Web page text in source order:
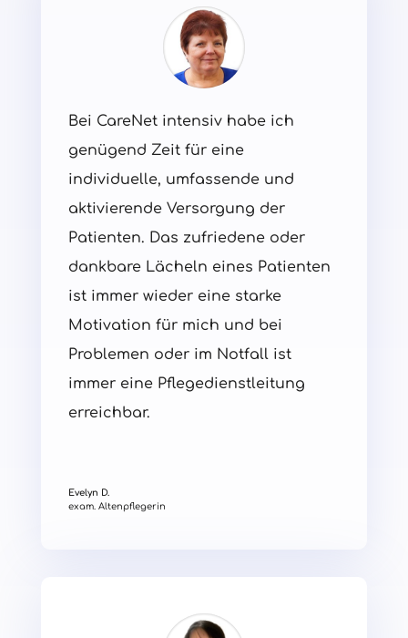
Bei CareNet intensiv habe ich
genügend Zeit für eine
individuelle, umfassende und
aktivierende Versorgung der
Patienten. Das zufriedene oder
dankbare Lächeln eines Patienten
ist immer wieder eine starke
Motivation für mich und bei
Problemen oder im Notfall ist
immer eine Pflegedienstleitung
erreichbar.
Evelyn D.
exam. Altenpflegerin